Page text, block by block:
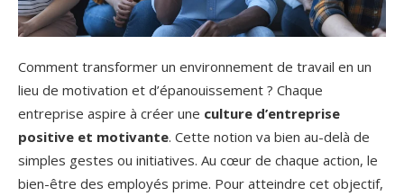
Comment transformer un environnement de travail en un
lieu de motivation et d’épanouissement ? Chaque
entreprise aspire à créer une culture d’entreprise
positive et motivante. Cette notion va bien au-delà de
simples gestes ou initiatives. Au cœur de chaque action, le
bien-être des employés prime. Pour atteindre cet objectif,